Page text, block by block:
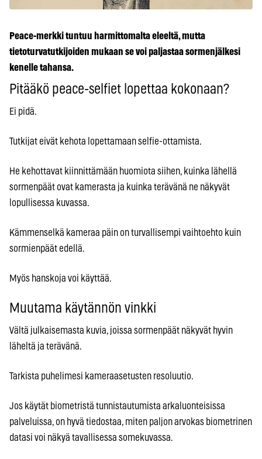
Peace-merkki tuntuu harmittomalta eleeltä, mutta
tietoturvatutkijoiden mukaan se voi paljastaa sormenjälkesi
kenelle tahansa.
Pitääkö peace-selfiet lopettaa kokonaan?
Ei pidä.
Tutkijat eivät kehota lopettamaan selfie-ottamista.
He kehottavat kiinnittämään huomiota siihen, kuinka lähellä
sormenpäät ovat kamerasta ja kuinka terävänä ne näkyvät
lopullisessa kuvassa.
Kämmenselkä kameraa päin on turvallisempi vaihtoehto kuin
sormienpäät edellä.
Myös hanskoja voi käyttää.
Muutama käytännön vinkki
Vältä julkaisemasta kuvia, joissa sormenpäät näkyvät hyvin
läheltä ja terävänä.
Tarkista puhelimesi kameraasetusten resoluutio.
Jos käytät biometristä tunnistautumista arkaluonteisissa
palveluissa, on hyvä tiedostaa, miten paljon arvokas biometrinen
datasi voi näkyä tavallisessa somekuvassa.